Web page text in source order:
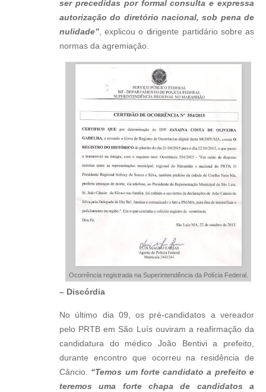
ser precedidas por formal consulta e expressa
autorização do diretório nacional, sob pena de
nulidade”, explicou o dirigente partidário sobre as
normas da agremiação.
Ocorrência registrada na Superintendência da Polícia Federal.
– Discórdia
No último dia 09, os pré-candidatos a vereador
pelo PRTB em São Luís ouviram a reafirmação da
candidatura do médico João Bentivi a prefeito,
durante encontro que ocorreu na residência de
Câncio. “Temos um forte candidato a prefeito e
teremos uma forte chapa de candidatos a